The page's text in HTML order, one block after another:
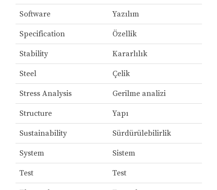
Software Yazılım
Specification Özellik
Stability Kararlılık
Steel Çelik
Stress Analysis Gerilme analizi
Structure Yapı
Sustainability Sürdürülebilirlik
System Sistem
Test Test